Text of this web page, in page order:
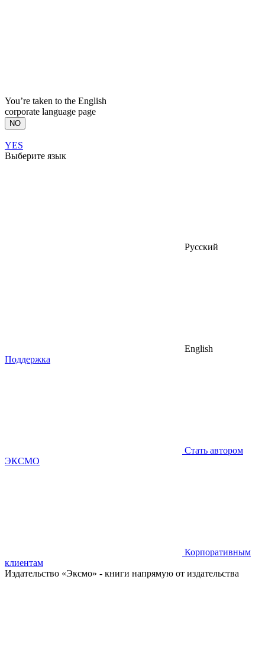
You’re taken to the English
corporate language page
NO
YES
Выберите язык
Русский
English
Поддержка
Стать автором
ЭКСМО
Корпоративным
клиентам
Издательство «Эксмо» - книги напрямую от издательства